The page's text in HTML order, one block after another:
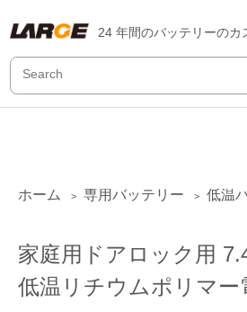
24 年間のバッテリーのカ
ホーム > 専用バッテリー > 低温
家庭用ドアロック用
低温リチウムポリマー